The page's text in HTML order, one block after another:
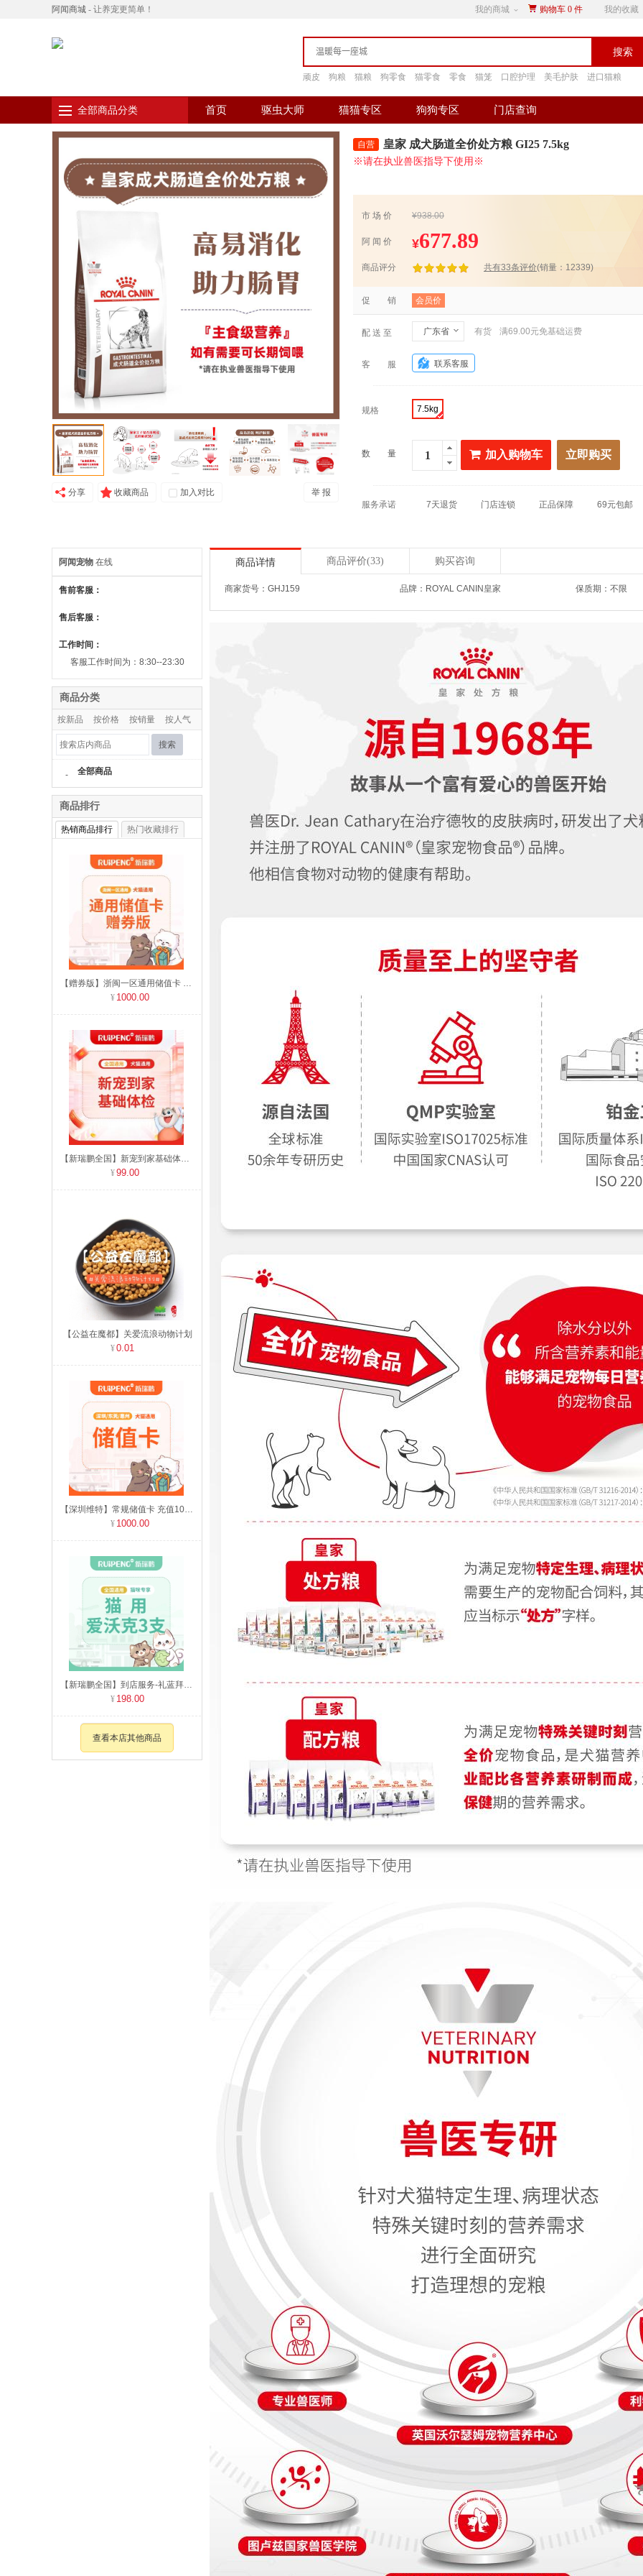
阿闻商城 - 让养宠更简单！ 我的商城 购物车 0 件 我的收藏
搜索
顽皮 狗粮 猫粮 狗零食 猫零食 零食 猫笼 口腔护理 美毛护肤 进口猫粮
全部商品分类 首页 驱虫大师 猫猫专区 狗狗专区 门店查询
皇家 成犬肠道全价处方粮 GI25 7.5kg
※请在执业兽医指导下使用※
市 场 价 ¥938.00
阿 闻 价 ¥677.89
商品评分 共有33条评价(销量：12339)
促 销 会员价
配 送 至 广东省 有货 满69.00元免基础运费
客 服 联系客服
规格 7.5kg
数 量 加入购物车 立即购买
服务承诺 7天退货 门店连锁 正品保障 69元包邮
分享 收藏商品 加入对比 举 报
商品详情 商品评价(33) 购买咨询
商家货号：GHJ159 品牌：ROYAL CANIN皇家 保质期：不限
阿闻宠物 在线
售前客服：
售后客服：
工作时间：
客服工作时间为：8:30--23:30
商品分类
按新品 按价格 按销量 按人气
搜索
- 全部商品
商品排行
热销商品排行 热门收藏排行
【赠券版】浙闽一区通用储值卡 充值1000送60
1000.00
【新瑞鹏全国】新宠到家基础体检 犬猫通用
99.00
【公益在魔都】关爱流浪动物计划
0.01
【深圳维特】常规储值卡 充值1000元送60元
1000.00
【新瑞鹏全国】到店服务-礼蓝拜耳爱沃克整盒（猫用） 0-4kg
198.00
查看本店其他商品